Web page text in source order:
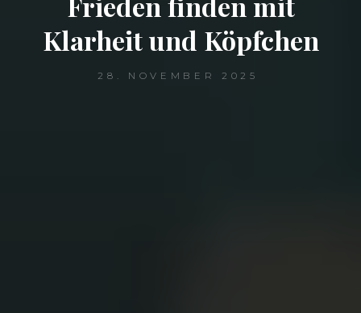
Klarheit und Köpfchen
28. NOVEMBER 2025